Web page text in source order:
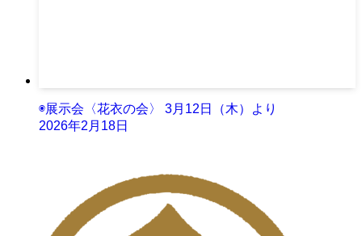
◉展示会〈花衣の会〉 3月12日（木）より
2026年2月18日